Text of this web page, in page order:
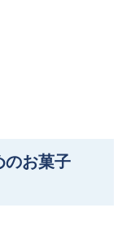
のお菓子